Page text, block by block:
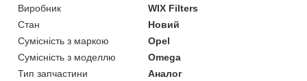
Виробник
WIX Filters
Стан
Новий
Сумісність з маркою
Opel
Сумісність з моделлю
Omega
Тип запчастини
Аналог